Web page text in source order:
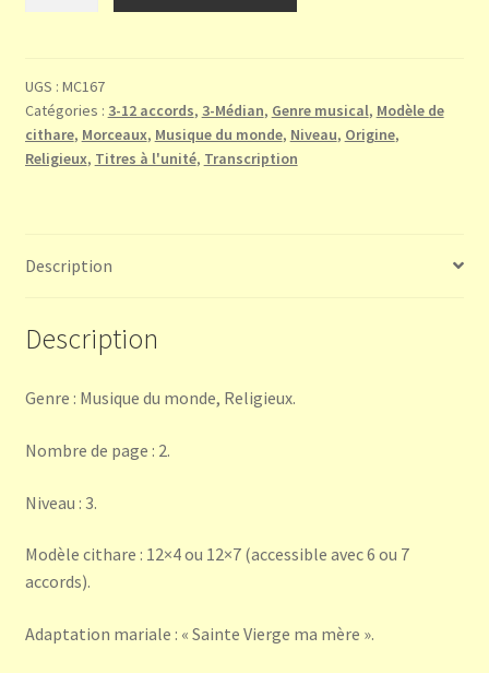
tece
(berceuse
tchèque)
UGS : MC167
Catégories : 3-12 accords, 3-Médian, Genre musical, Modèle de
cithare, Morceaux, Musique du monde, Niveau, Origine,
Religieux, Titres à l'unité, Transcription
Description
Description
Genre : Musique du monde, Religieux.
Nombre de page : 2.
Niveau : 3.
Modèle cithare : 12×4 ou 12×7 (accessible avec 6 ou 7
accords).
Adaptation mariale : « Sainte Vierge ma mère ».